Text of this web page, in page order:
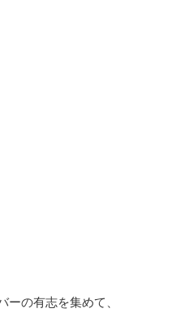
の有志を集めて、